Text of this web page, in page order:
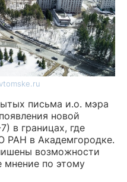
письма и.о. мэра
новой
в границах, где
РАН в Академгородке.
возможности
мнение по этому